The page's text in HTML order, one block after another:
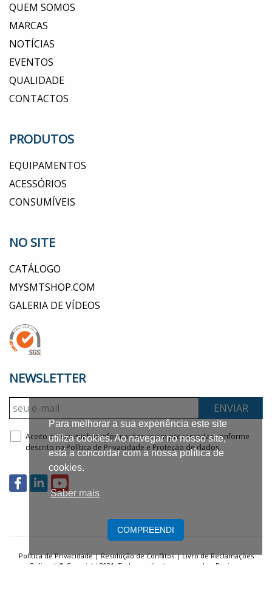
Para melhorar a sua experiência este site
utiliza cookies. Ao navegar no nosso site,
está a concordar com a nossa política de
cookies.
Saber mais
COMPREENDI
QUEM SOMOS
MARCAS
NOTÍCIAS
EVENTOS
QUALIDADE
CONTACTOS
PRODUTOS
EQUIPAMENTOS
ACESSÓRIOS
CONSUMÍVEIS
NO SITE
CATÁLOGO
MYSMTSHOP.COM
GALERIA DE VÍDEOS
NEWSLETTER
ENVIAR
Aceito que as minhas informações sejam processadas conforme
descrito naPolítica de Privacidade e Proteção de dados.
Política de Privacidade |Resolução de Conflitos|Livro de Reclamações
Online
| © Copyright 2021. Todos os direitos reservados. Design e